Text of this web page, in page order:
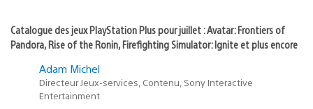
Catalogue des jeux PlayStation Plus pour juillet : Avatar: Frontiers of
Pandora, Rise of the Ronin, Firefighting Simulator: Ignite et plus encore
Adam Michel
Directeur Jeux-services, Contenu, Sony Interactive
Entertainment